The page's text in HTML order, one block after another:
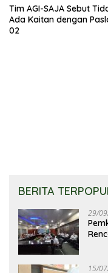
Tim AGI-SAJA Sebut
Ada Kaitan dengan
02
BERITA
29/
15/